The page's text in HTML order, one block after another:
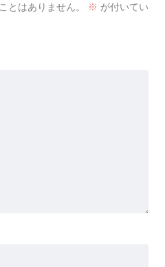
とはありません。 ※ が付いてい